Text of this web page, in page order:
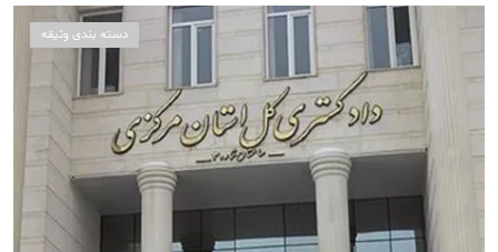
دسته بندی وثیقه